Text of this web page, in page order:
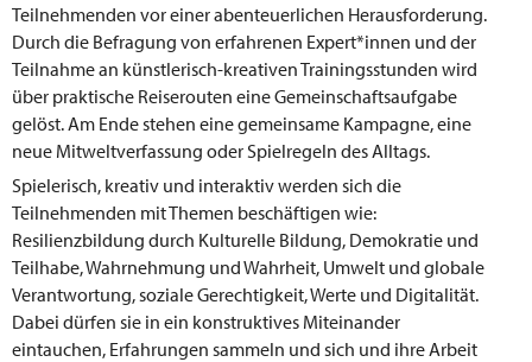
Teilnehmenden vor einer abenteuerlichen Herausforderung.
Durch die Befragung von erfahrenen Expert*innen und der
Teilnahme an künstlerisch-kreativen Trainingsstunden wird
über praktische Reiserouten eine Gemeinschaftsaufgabe
gelöst. Am Ende stehen eine gemeinsame Kampagne, eine
neue Mitweltverfassung oder Spielregeln des Alltags.
Spielerisch, kreativ und interaktiv werden sich die
Teilnehmenden mit Themen beschäftigen wie:
Resilienzbildung durch Kulturelle Bildung, Demokratie und
Teilhabe, Wahrnehmung und Wahrheit, Umwelt und globale
Verantwortung, soziale Gerechtigkeit, Werte und Digitalität.
Dabei dürfen sie in ein konstruktives Miteinander
eintauchen, Erfahrungen sammeln und sich und ihre Arbeit